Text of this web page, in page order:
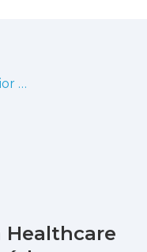
ESSL - Escola Superior de Saúde de Lisboa